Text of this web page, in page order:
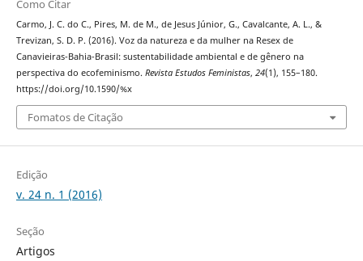
Como Citar
Carmo, J. C. do C., Pires, M. de M., de Jesus Júnior, G., Cavalcante, A. L., &
Trevizan, S. D. P. (2016). Voz da natureza e da mulher na Resex de
Canavieiras-Bahia-Brasil: sustentabilidade ambiental e de gênero na
perspectiva do ecofeminismo. Revista Estudos Feministas, 24(1), 155–180.
https://doi.org/10.1590/%x
Fomatos de Citação
Edição
v. 24 n. 1 (2016)
Seção
Artigos